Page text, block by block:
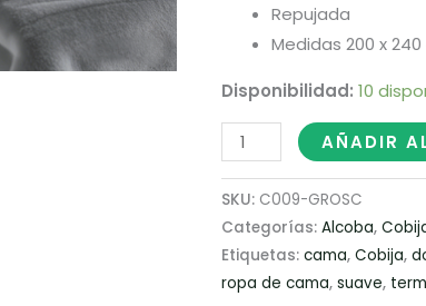
Repujada
Medidas 200 x
Disponibilidad: 10
AÑADIR
SKU: C009-GROSC
Categorías: Alcoba,
Etiquetas: cama, Cobija,
ropa de cama, suave,